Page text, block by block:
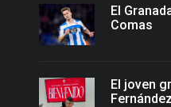
El
Comas
El joven